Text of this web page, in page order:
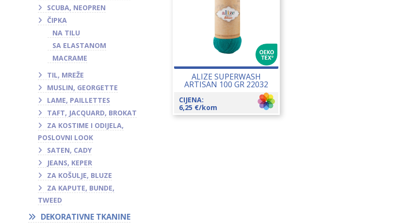
ALIZE SUPERWASH
ARTISAN 100 GR 22032
CIJENA:
6,25 €/kom
SCUBA, NEOPREN
ČIPKA
NA TILU
SA ELASTANOM
MACRAME
TIL, MREŽE
MUSLIN, GEORGETTE
LAME, PAILLETTES
TAFT, JACQUARD, BROKAT
ZA KOSTIME I ODIJELA,
POSLOVNI LOOK
SATEN, CADY
JEANS, KEPER
ZA KOŠULJE, BLUZE
ZA KAPUTE, BUNDE,
TWEED
DEKORATIVNE TKANINE